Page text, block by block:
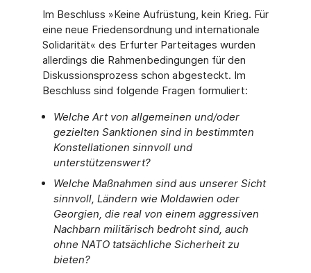
Im Beschluss »Keine Aufrüstung, kein Krieg. Für
eine neue Friedensordnung und internationale
Solidarität« des Erfurter Parteitages wurden
allerdings die Rahmenbedingungen für den
Diskussionsprozess schon abgesteckt. Im
Beschluss sind folgende Fragen formuliert:
Welche Art von allgemeinen und/oder
gezielten Sanktionen sind in bestimmten
Konstellationen sinnvoll und
unterstützenswert?
Welche Maßnahmen sind aus unserer Sicht
sinnvoll, Ländern wie Moldawien oder
Georgien, die real von einem aggressiven
Nachbarn militärisch bedroht sind, auch
ohne NATO tatsächliche Sicherheit zu
bieten?